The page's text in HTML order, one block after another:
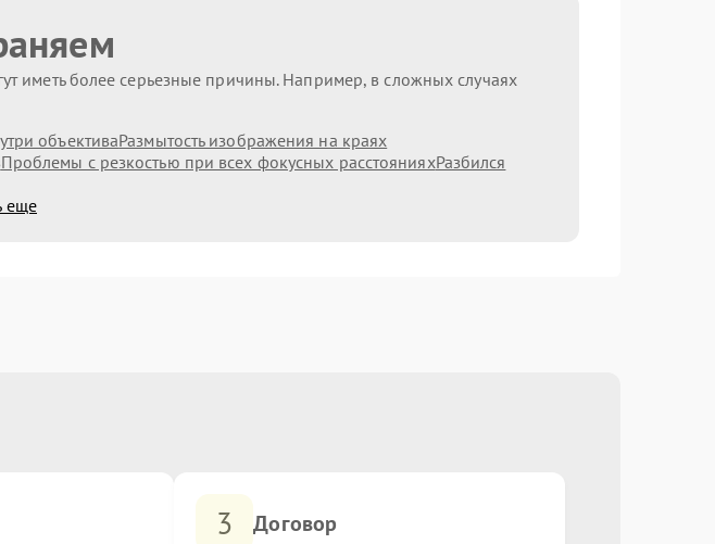
иметь более серьезные причины. Например, в сложных случаях
объективаРазмытость изображения на краях
Проблемы с резкостью при всех фокусных расстоянияхРазбился
еще
3 Договор